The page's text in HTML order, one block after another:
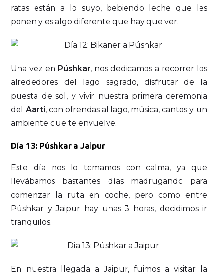
ratas están a lo suyo, bebiendo leche que les
ponen y es algo diferente que hay que ver.
Una vez en Púshkar, nos dedicamos a recorrer los
alrededores del lago sagrado, disfrutar de la
puesta de sol, y vivir nuestra primera ceremonia
del Aarti, con ofrendas al lago, música, cantos y un
ambiente que te envuelve.
Día 13: Púshkar a Jaipur
Este día nos lo tomamos con calma, ya que
llevábamos bastantes días madrugando para
comenzar la ruta en coche, pero como entre
Púshkar y Jaipur hay unas 3 horas, decidimos ir
tranquilos.
En nuestra llegada a Jaipur, fuimos a visitar la